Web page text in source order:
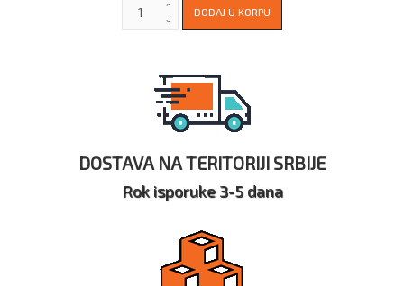
DOSTAVA NA TERITORIJI SRBIJE
Rok isporuke 3-5 dana